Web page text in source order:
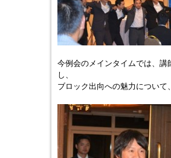
今例会のメインタイムでは、講
し、
ブロック出向への魅力について